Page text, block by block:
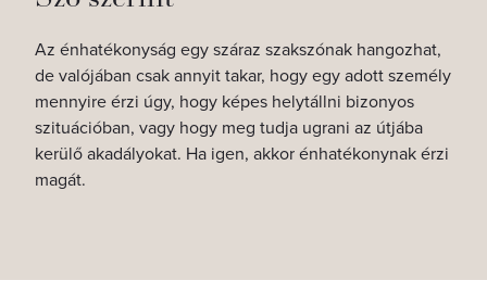
Az énhatékonyság egy száraz szakszónak hangozhat,
de valójában csak annyit takar, hogy egy adott személy
mennyire érzi úgy, hogy képes helytállni bizonyos
szituációban, vagy hogy meg tudja ugrani az útjába
kerülő akadályokat. Ha igen, akkor énhatékonynak érzi
magát.